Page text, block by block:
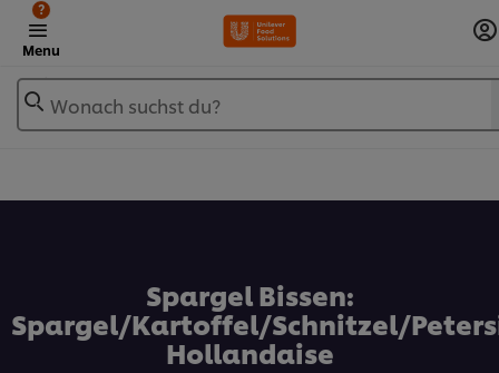
Menu
?
Wonach suchst du?
Spargel Bissen:
Spargel/Kartoffel/Schnitzel/
Hollandaise